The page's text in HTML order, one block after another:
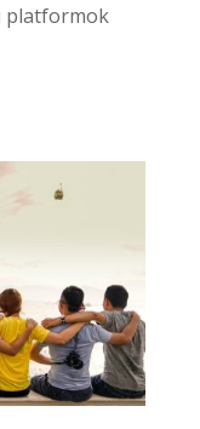
platformok